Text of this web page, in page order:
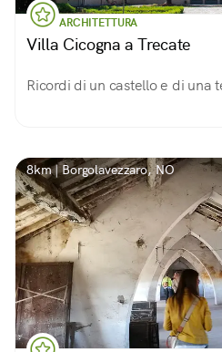
ARCHITETTURA
Villa Cicogna a Trecate
Ricordi di un castello e di una
8km | Borgolavezzaro, NO